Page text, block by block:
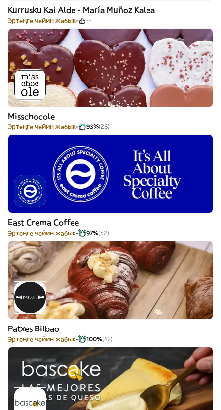
Kurrusku Kai Alde - María Muñoz Kalea
Эртеңге чейин жабык --
Misschocole
Эртеңге чейин жабык 93%(26)
East Crema Coffee
Эртеңге чейин жабык 97%(52)
Patxes Bilbao
Эртеңге чейин жабык 100%(42)